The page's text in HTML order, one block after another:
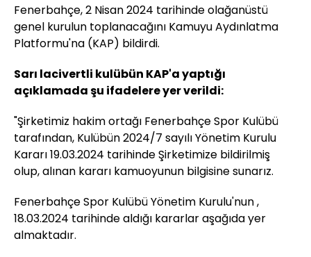
Fenerbahçe, 2 Nisan 2024 tarihinde olağanüstü
genel kurulun toplanacağını Kamuyu Aydınlatma
Platformu'na (KAP) bildirdi.
Sarı lacivertli kulübün KAP'a yaptığı
açıklamada şu ifadelere yer verildi:
"Şirketimiz hakim ortağı Fenerbahçe Spor Kulübü
tarafından, Kulübün 2024/7 sayılı Yönetim Kurulu
Kararı 19.03.2024 tarihinde Şirketimize bildirilmiş
olup, alınan kararı kamuoyunun bilgisine sunarız.
Fenerbahçe Spor Kulübü Yönetim Kurulu'nun ,
18.03.2024 tarihinde aldığı kararlar aşağıda yer
almaktadır.